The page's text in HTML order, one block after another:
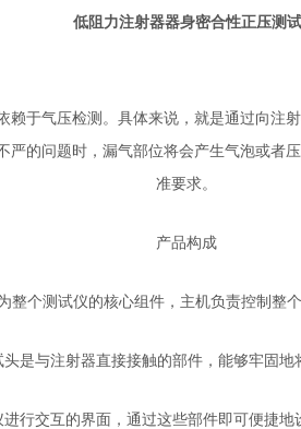
于气压检测。具体来说，就是通过向注
的问题时，漏气部位将会产生气泡或者
准要求。
产品构成
整个测试仪的核心组件，主机负责控制整
是与注射器直接接触的部件，能够牢固地
行交互的界面，通过这些部件即可便捷